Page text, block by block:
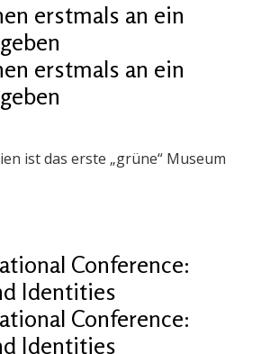
erstmals an ein
erstmals an ein
ist das erste „grüne“ Museum
Conference:
Identities
Conference:
Identities